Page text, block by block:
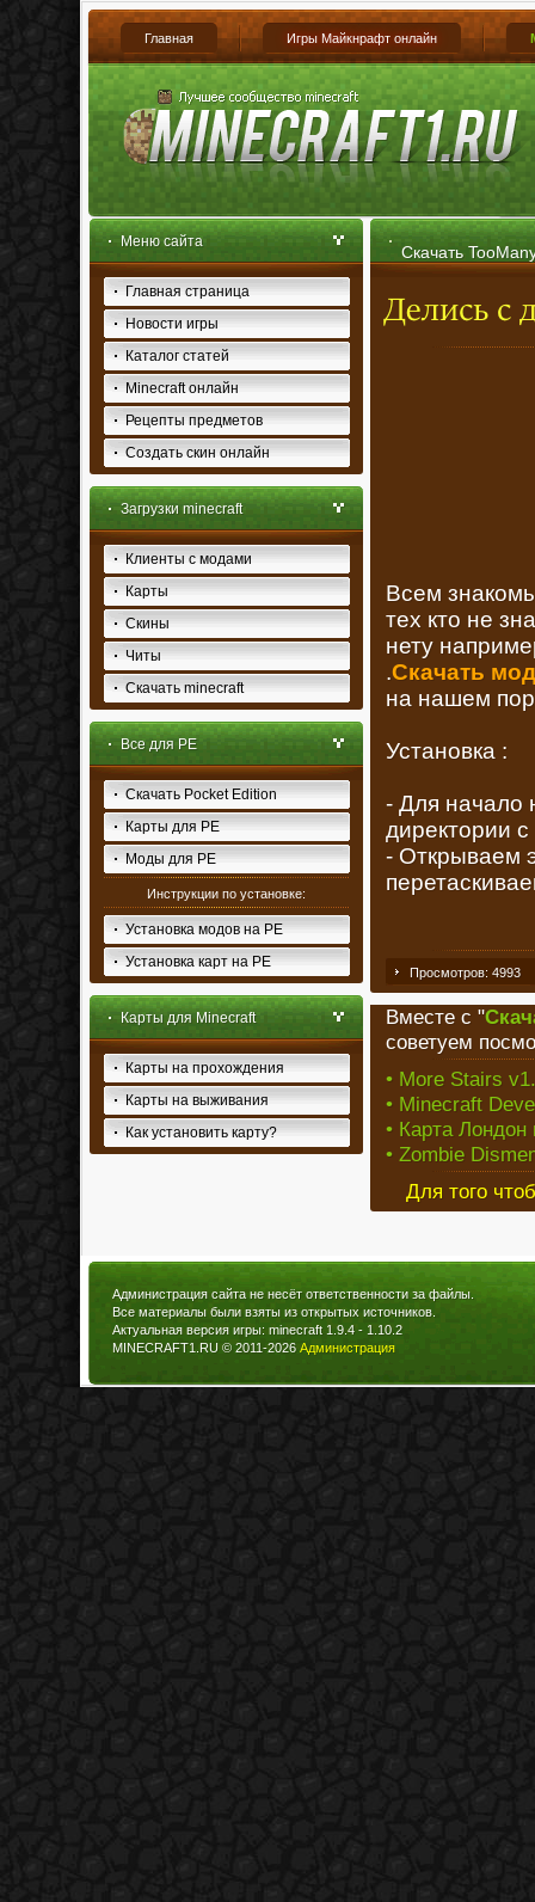
Главная Игры Майкнрафт онлайн
Меню сайта
Главная страница
Новости игры
Каталог статей
Minecraft онлайн
Рецепты предметов
Создать скин онлайн
Загрузки minecraft
Клиенты с модами
Карты
Скины
Читы
Скачать minecraft
Все для PE
Скачать Pocket Edition
Карты для PE
Моды для PE
Инструкции по установке:
Установка модов на PE
Установка карт на PE
Карты для Minecraft
Карты на прохождения
Карты на выживания
Как установить карту?
Скачать
Всем
тех кто не
нету
.Скачать
на нашем
Установка :
- Для начало
директории с
- Открываем
Просмотров: 4993
Вместе с "
советуем
• More Stairs
• Minecraft
• Карта
• Zombie
Для того
Администрация сайта не несёт ответственности за файлы.
Все материалы были взяты из открытых источников.
Актуальная версия игры: minecraft 1.9.4 - 1.10.2
MINECRAFT1.RU © 2011-2026 Администрация